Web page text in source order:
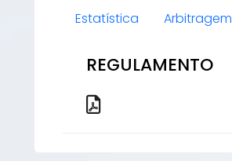
Estatística
Arbitragem
REGULAMENTO